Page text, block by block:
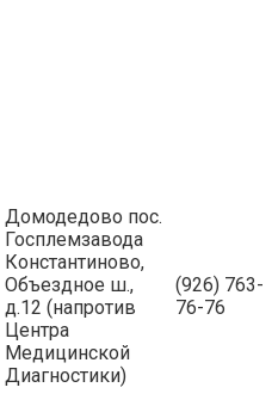
Домодедово пос.
Госплемзавода
Константиново,
Объездное ш.,
д.12 (напротив
Центра
Медицинской
Диагностики)
(926) 763-
76-76